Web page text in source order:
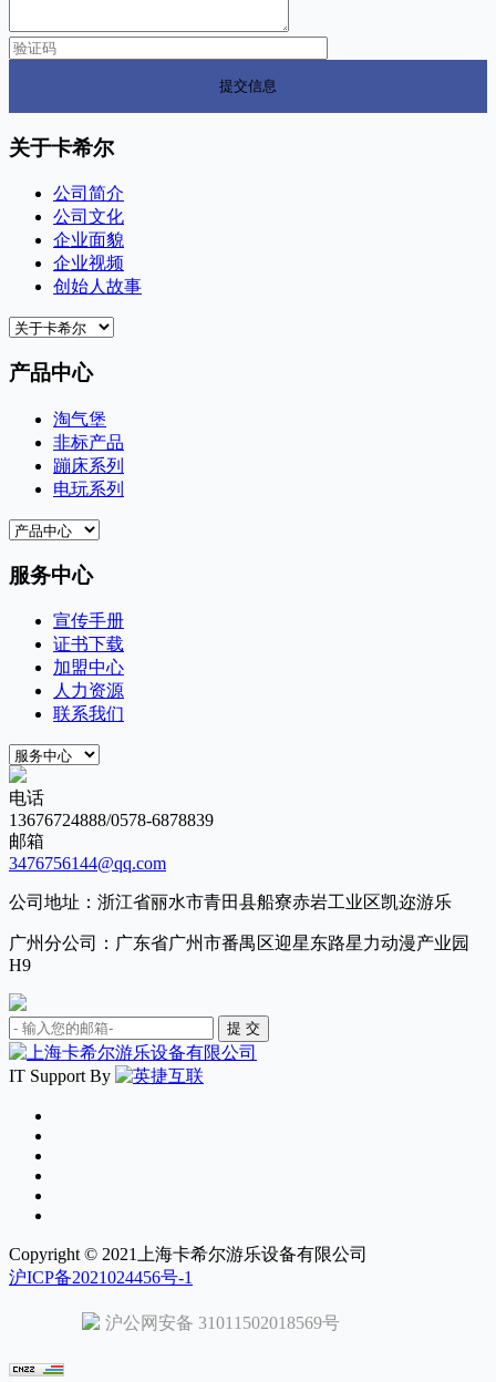
关于卡希尔
公司简介
公司文化
企业面貌
企业视频
创始人故事
产品中心
淘气堡
非标产品
蹦床系列
电玩系列
服务中心
宣传手册
证书下载
加盟中心
人力资源
联系我们
电话
13676724888/0578-6878839
邮箱
3476756144@qq.com
公司地址：浙江省丽水市青田县船寮赤岩工业区凯迩游乐
广州分公司：广东省广州市番禺区迎星东路星力动漫产业园
H9
IT Support By
Copyright © 2021上海卡希尔游乐设备有限公司
沪ICP备2021024456号-1
沪公网安备 31011502018569号